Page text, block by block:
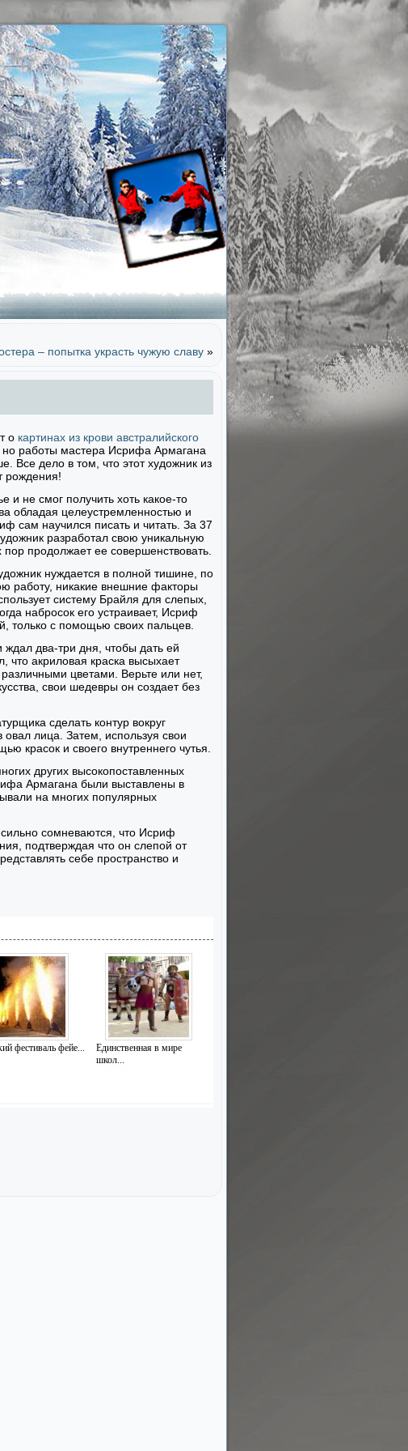
– попытка украсть чужую славу »
о картинах из крови австралийского
, но работы мастера Исрифа Армагана
Все дело в том, что этот художник из
рождения!
и не смог получить хоть какое-то
обладая целеустремленностью и
сам научился писать и читать. За 37
разработал свою уникальную
продолжает ее совершенствовать.
нуждается в полной тишине, по
работу, никакие внешние факторы
систему Брайля для слепых,
набросок его устраивает, Исриф
только с помощью своих пальцев.
ждал два-три дня, чтобы дать ей
что акриловая краска высыхает
цветами. Верьте или нет,
свои шедевры он создает без
сделать контур вокруг
лица. Затем, используя свои
красок и своего внутреннего чутья.
других высокопоставленных
Армагана были выставлены в
на многих популярных
сильно сомневаются, что Исриф
подтверждая что он слепой от
себе пространство и
фестиваль фейе...
Единственная в мире
школ...